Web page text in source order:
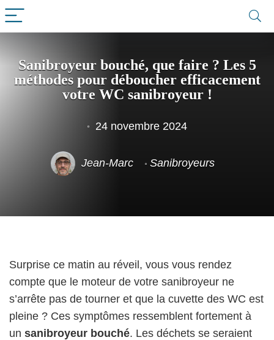
Sanibroyeur bouché, que faire ? Les 5
méthodes pour déboucher efficacement
votre WC sanibroyeur !
24 novembre 2024
Jean-Marc Sanibroyeurs
Surprise ce matin au réveil, vous vous rendez
compte que le moteur de votre sanibroyeur ne
s’arrête pas de tourner et que la cuvette des WC est
pleine ? Ces symptômes ressemblent fortement à
un sanibroyeur bouché. Les déchets se seraient